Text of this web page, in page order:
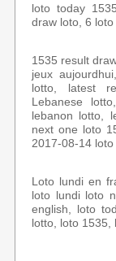
loto today
draw loto, 6
1535 result
jeux
lotto, latest
Lebanese
lebanon lotto,
next one loto
2017-08-14 loto
Loto lundi en
loto lundi loto
english, loto
lotto, loto 1535,